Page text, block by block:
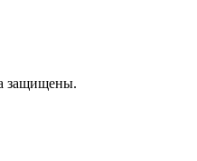
защищены.